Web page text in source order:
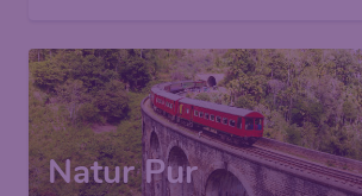
Natur Pur